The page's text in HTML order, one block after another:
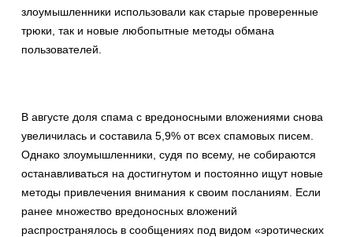
злоумышленники использовали как старые проверенные
трюки, так и новые любопытные методы обмана
пользователей.
В августе доля спама с вредоносными вложениями снова
увеличилась и составила 5,9% от всех спамовых писем.
Однако злоумышленники, судя по всему, не собираются
останавливаться на достигнутом и постоянно ищут новые
методы привлечения внимания к своим посланиям. Если
ранее множество вредоносных вложений
распространялось в сообщениях под видом «эротических